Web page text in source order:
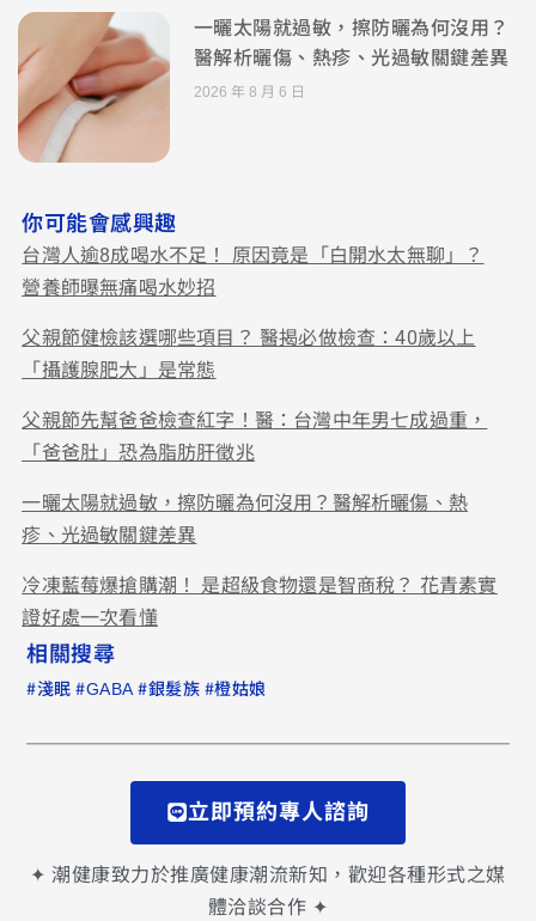
一曬太陽就過敏，擦防曬為何沒用？
醫解析曬傷、熱疹、光過敏關鍵差異
2026 年 8 月 6 日
你可能會感興趣
台灣人逾8成喝水不足！ 原因竟是「白開水太無聊」？
營養師曝無痛喝水妙招
父親節健檢該選哪些項目？ 醫揭必做檢查：40歲以上
「攝護腺肥大」是常態
父親節先幫爸爸檢查紅字！醫：台灣中年男七成過重，
「爸爸肚」恐為脂肪肝徵兆
一曬太陽就過敏，擦防曬為何沒用？醫解析曬傷、熱
疹、光過敏關鍵差異
冷凍藍莓爆搶購潮！ 是超級食物還是智商稅？ 花青素實
證好處一次看懂
相關搜尋
#淺眠 #GABA#銀髮族 #橙姑娘
立即預約專人諮詢
✦ 潮健康致力於推廣健康潮流新知，歡迎各種形式之媒
體洽談合作 ✦